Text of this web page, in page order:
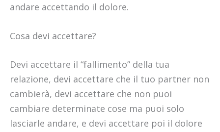
andare accettando il dolore.
Cosa devi accettare?
Devi accettare il “fallimento” della tua
relazione, devi accettare che il tuo partner non
cambierà, devi accettare che non puoi
cambiare determinate cose ma puoi solo
lasciarle andare, e devi accettare poi il dolore